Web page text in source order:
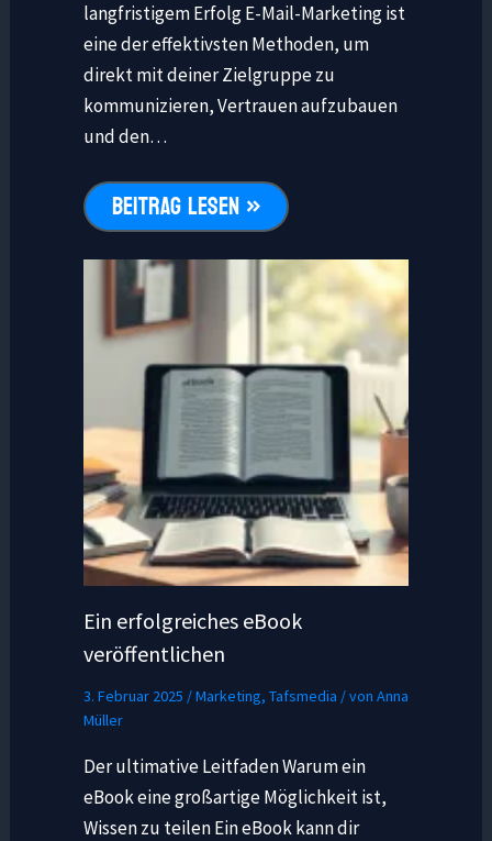
langfristigem Erfolg E-Mail-Marketing ist
eine der effektivsten Methoden, um
direkt mit deiner Zielgruppe zu
kommunizieren, Vertrauen aufzubauen
und den…
BEITRAG LESEN »
Ein erfolgreiches eBook
veröffentlichen
3. Februar 2025 /Marketing, Tafsmedia / von Anna
Müller
Der ultimative Leitfaden Warum ein
eBook eine großartige Möglichkeit ist,
Wissen zu teilen Ein eBook kann dir